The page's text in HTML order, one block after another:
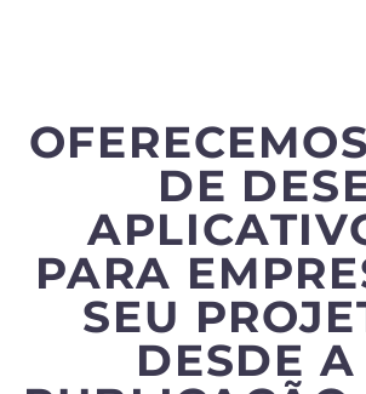
DE
PARA
SEU
DESDE